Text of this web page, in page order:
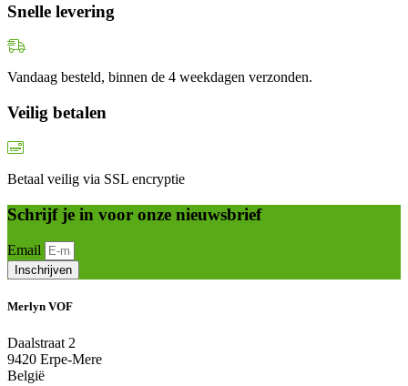
Snelle levering
Vandaag besteld, binnen de 4 weekdagen verzonden.
Veilig betalen
Betaal veilig via SSL encryptie
Schrijf je in voor onze nieuwsbrief
Email
Inschrijven
Merlyn VOF
Daalstraat 2
9420 Erpe-Mere
België